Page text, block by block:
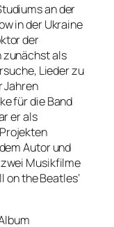
an der
in der Ukraine
der
zunächst als
Lieder zu
Jahren
für die Band
er als
Autor und
Musikfilme
on the Beatles‘